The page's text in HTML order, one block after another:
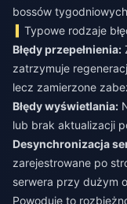
bossów
Typowe rodzaje
Błędy przepełnienia:
zatrzymuje
lecz zamierzone
Błędy wyświetlania:
lub brak aktualizacji
Desynchronizacja
zarejestrowane po
serwera przy dużym
Powoduje to